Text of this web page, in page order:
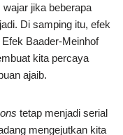
jika beberapa
Di samping itu, efek
Baader-Meinhof
kita percaya
ajaib.
tetap menjadi serial
mengejutkan kita